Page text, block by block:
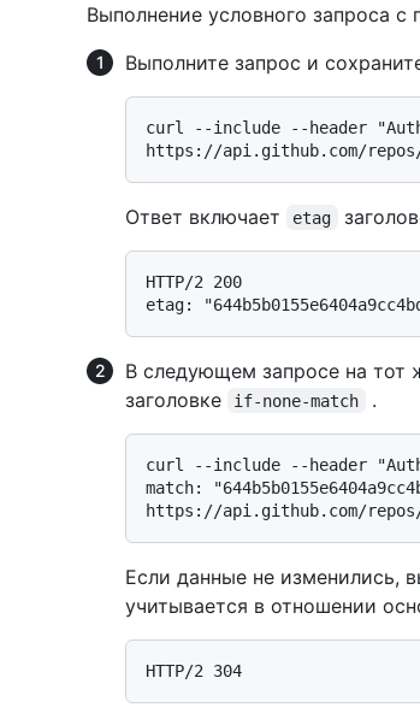
Выполнение условного запроса
Выполните запрос и
curl --include --header
Ответ включает etag
HTTP/2 200
В следующем запросе на тот
заголовке
if-none-match .
curl --include --header
match:
Если данные не изменились,
учитывается в отношении